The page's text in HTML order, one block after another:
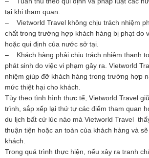
tại khi tham quan.
– Vietworld Travel không chịu trách nhiệm
chất trong trường hợp khách hàng bị phạt do
hoặc qui định của nước sở tại.
– Khách hàng phải chịu trách nhiệm thanh
phát sinh do việc vi phạm gây ra. Vietworld
nhiệm giúp đỡ khách hàng trong trường hợp
mức thiệt hại cho khách.
Tùy theo tình hình thực tế, Vietworld Travel
trình, sắp xếp lại thứ tự các điểm tham quan
du lịch bất cứ lúc nào mà Vietworld Travel
thuận tiện hoặc an toàn của khách hàng và
khách.
Trong quá trình thực hiện, nếu xảy ra tranh